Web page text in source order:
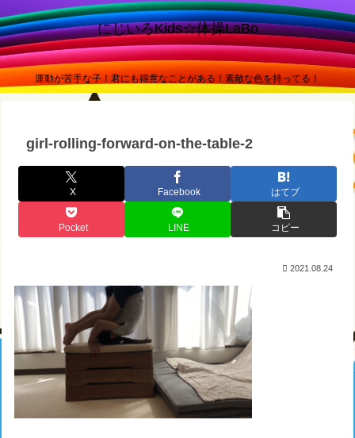
にじいろKids☆体操LaBo
運動が苦手な子！君にも得意なことがある！素敵な色を持ってる！
girl-rolling-forward-on-the-table-2
X Facebook はてブ
Pocket LINE コピー
2021.08.24